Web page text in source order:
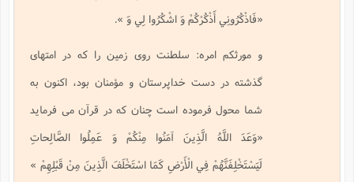
«فَاذْكُرُونِي أَذْكُرْكُمْ وَ اشْكُرُوا لِي وَ».
و مورثكم امره: سلطنت روى زمين را كه در امتهاى
گذشته در دست خداپرستان و مؤمنان بود، اكنون به
شما محول فرموده است چنان كه در قرآن مى فرمايد
«وَعَدَ اللَّهُ الَّذِينَ آمَنُوا مِنْكُمْ وَ عَمِلُوا الصَّالِحاتِ
لَيَسْتَخْلِفَنَّهُمْ فِي الْأَرْضِ كَمَا اسْتَخْلَفَ الَّذِينَ مِنْ قَبْلِهِمْ»